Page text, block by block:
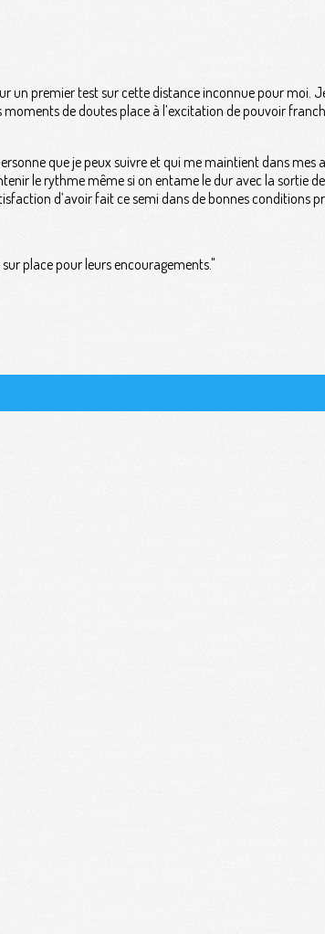
un premier test sur cette distance inconnue pour moi.
de doutes place à l’excitation de pouvoir
que je peux suivre et qui me maintient dans mes
le rythme même si on entame le dur avec la sortie
d’avoir fait ce semi dans de bonnes conditions
place pour leurs encouragements."